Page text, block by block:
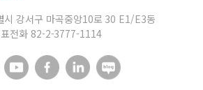
시 강서구 마곡중앙10로 30 E1/E3동
전화 82-2-3777-1114